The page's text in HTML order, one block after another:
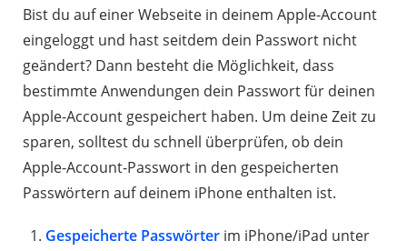
Bist du auf einer Webseite in deinem Apple-Account
eingeloggt und hast seitdem dein Passwort nicht
geändert? Dann besteht die Möglichkeit, dass
bestimmte Anwendungen dein Passwort für deinen
Apple-Account gespeichert haben. Um deine Zeit zu
sparen, solltest du schnell überprüfen, ob dein
Apple-Account-Passwort in den gespeicherten
Passwörtern auf deinem iPhone enthalten ist.
Gespeicherte Passwörter im iPhone/iPad unter